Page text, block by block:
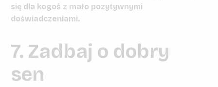
się dla kogoś z mało pozytywnymi
doświadczeniami.
7. Zadbaj o dobry
sen